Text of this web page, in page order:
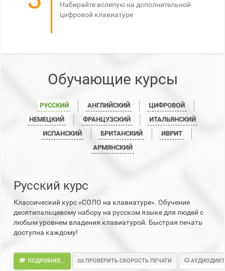
Набирайте вслепую на дополнительной
цифровой клавиатуре
Обучающие курсы
РУССКИЙ АНГЛИЙСКИЙ
ЦИФРОВОЙ
НЕМЕЦКИЙ
ФРАНЦУЗСКИЙ
ИТАЛЬЯНСКИЙ
ИСПАНСКИЙ
БРИТАНСКИЙ
ИВРИТ
АРМЯНСКИЙ
Русский курс
Классический курс «СОЛО на клавиатуре». Обучение
десятипальцевому набору на русском языке для людей с
любым уровнем владения клавиатурой. Быстрая печать
доступна каждому!
ПОДРОБНЕЕ... ПРОВЕРИТЬ СКОРОСТЬ ПЕЧАТИ